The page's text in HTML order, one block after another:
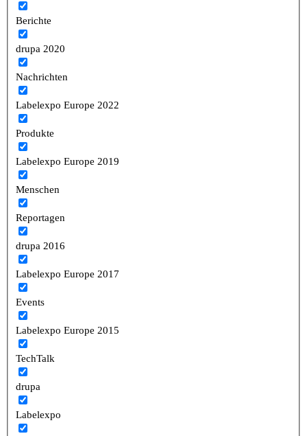
Berichte
drupa 2020
Nachrichten
Labelexpo Europe 2022
Produkte
Labelexpo Europe 2019
Menschen
Reportagen
drupa 2016
Labelexpo Europe 2017
Events
Labelexpo Europe 2015
TechTalk
drupa
Labelexpo